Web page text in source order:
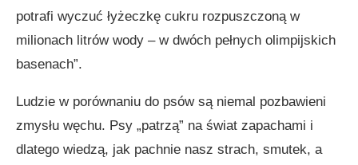
potrafi wyczuć łyżeczkę cukru rozpuszczoną w
milionach litrów wody – w dwóch pełnych olimpijskich
basenach”.
Ludzie w porównaniu do psów są niemal pozbawieni
zmysłu węchu. Psy „patrzą” na świat zapachami i
dlatego wiedzą, jak pachnie nasz strach, smutek, a